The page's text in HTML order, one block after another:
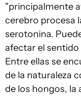
"principalmente
cerebro procesa
serotonina.
afectar el sentido
Entre ellas se
de la naturaleza
de los hongos, la